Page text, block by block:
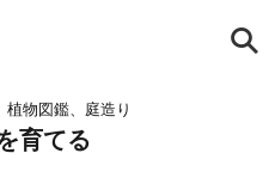
植物図鑑、庭造り
育てる